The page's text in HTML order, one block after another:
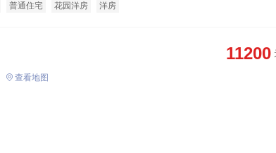
普通住宅 花园洋房 洋房
11200
查看地图